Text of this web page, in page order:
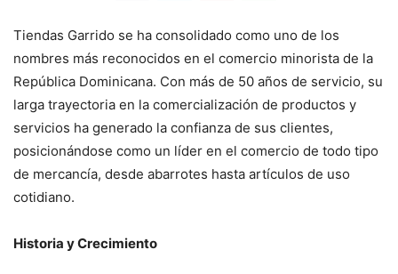
Tiendas Garrido se ha consolidado como uno de los
nombres más reconocidos en el comercio minorista de la
República Dominicana. Con más de 50 años de servicio, su
larga trayectoria en la comercialización de productos y
servicios ha generado la confianza de sus clientes,
posicionándose como un líder en el comercio de todo tipo
de mercancía, desde abarrotes hasta artículos de uso
cotidiano.
Historia y Crecimiento